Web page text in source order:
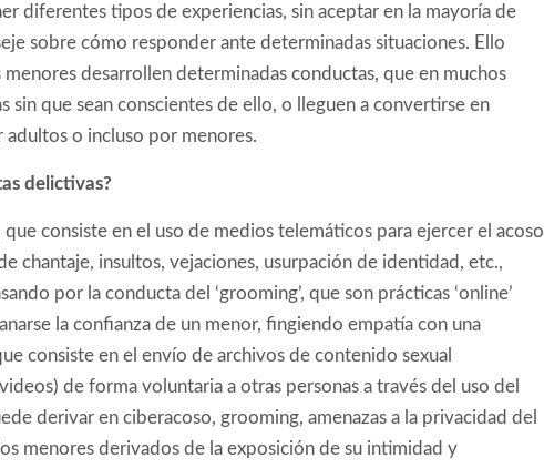
diferentes tipos de experiencias, sin aceptar en la mayoría de
sobre cómo responder ante determinadas situaciones. Ello
menores desarrollen determinadas conductas, que en muchos
sin que sean conscientes de ello, o lleguen a convertirse en
o incluso por menores.
delictivas?
que consiste en el uso de medios telemáticos para ejercer el acoso
chantaje, insultos, vejaciones, usurpación de identidad, etc.,
por la conducta del ‘grooming’, que son prácticas ‘online’
la confianza de un menor, fingiendo empatía con una
consiste en el envío de archivos de contenido sexual
de forma voluntaria a otras personas a través del uso del
derivar en ciberacoso, grooming, amenazas a la privacidad del
menores derivados de la exposición de su intimidad y